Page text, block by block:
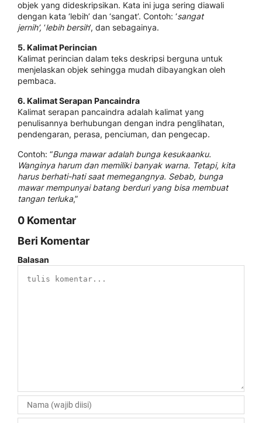
objek yang dideskripsikan. Kata ini juga sering diawali
dengan kata ‘lebih’ dan ‘sangat’. Contoh: ‘sangat
jernih’, ‘lebih bersih‘, dan sebagainya.
5. Kalimat Perincian
Kalimat perincian dalam teks deskripsi berguna untuk
menjelaskan objek sehingga mudah dibayangkan oleh
pembaca.
6. Kalimat Serapan Pancaindra
Kalimat serapan pancaindra adalah kalimat yang
penulisannya berhubungan dengan indra penglihatan,
pendengaran, perasa, penciuman, dan pengecap.
Contoh: “Bunga mawar adalah bunga kesukaanku.
Wanginya harum dan memiliki banyak warna. Tetapi, kita
harus berhati-hati saat memegangnya. Sebab, bunga
mawar mempunyai batang berduri yang bisa membuat
tangan terluka,”
0 Komentar
Beri Komentar
Balasan